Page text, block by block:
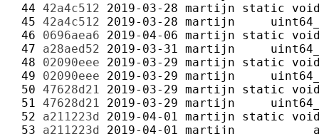
44 42a4c512 2019-03-28 martijn
45 42a4c512 2019-03-28 martijn
46 0696aea6 2019-04-06 martijn
47 a28aed52 2019-03-31 martijn
48 02090eee 2019-03-29 martijn
49 02090eee 2019-03-29 martijn
50 47628d21 2019-03-29 martijn
51 47628d21 2019-03-29 martijn
52 a211223d 2019-04-01 martijn
53 a211223d 2019-04-01 martijn